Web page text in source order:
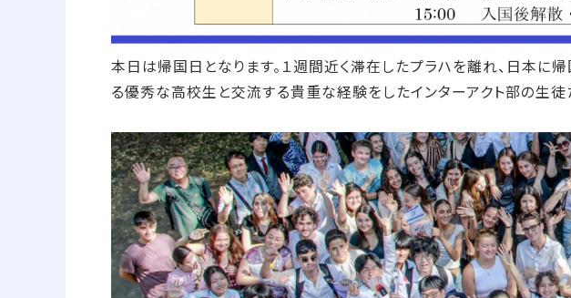
本日は帰国日となります。１週間近く滞在したプラハを離れ、日本に
る優秀な高校生と交流する貴重な経験をしたインターアクト部の生